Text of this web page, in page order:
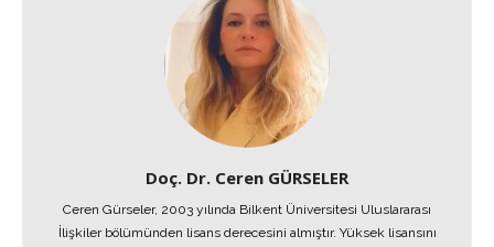
Doç. Dr. Ceren GÜRSELER
Ceren Gürseler, 2003 yılında Bilkent Üniversitesi Uluslararası
İlişkiler bölümünden lisans derecesini almıştır. Yüksek lisansını